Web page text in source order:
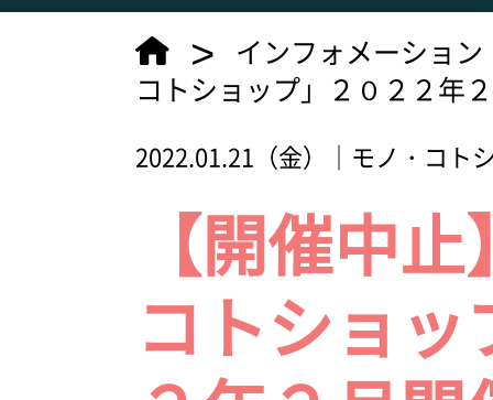
> インフォメーション
コトショップ」２０２２年
2022.01.21（金）｜モノ・コト
【開催中
コトショ